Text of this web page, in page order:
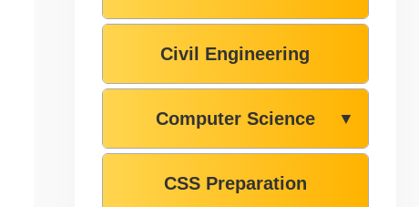
Civil Engineering
Computer Science ▼
CSS Preparation